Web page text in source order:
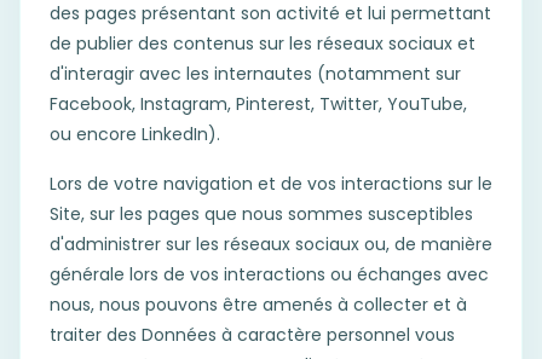
des pages présentant son activité et lui permettant
de publier des contenus sur les réseaux sociaux et
d'interagir avec les internautes (notamment sur
Facebook, Instagram, Pinterest, Twitter, YouTube,
ou encore LinkedIn).
Lors de votre navigation et de vos interactions sur le
Site, sur les pages que nous sommes susceptibles
d'administrer sur les réseaux sociaux ou, de manière
générale lors de vos interactions ou échanges avec
nous, nous pouvons être amenés à collecter et à
traiter des Données à caractère personnel vous